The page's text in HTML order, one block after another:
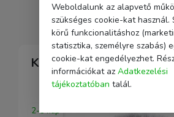
Kapcsolódó
2-5 nap
Weboldalunk az alapvető
szükséges cookie-kat használ.
körű funkcionalitáshoz
statisztika, személyre szabás)
cookie-kat engedélyezhet.
információkat az Adatkezelési
tájékoztatóban talál.